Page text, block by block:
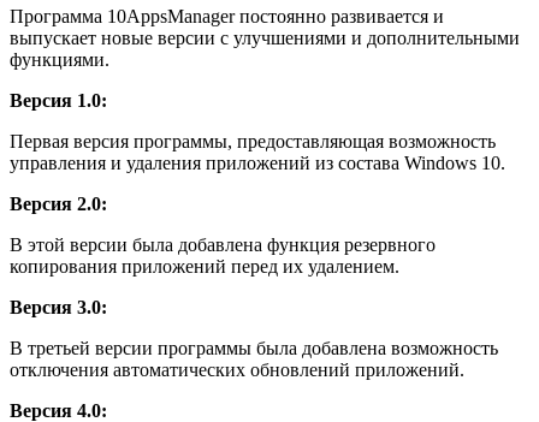
Программа 10AppsManager постоянно развивается и
выпускает новые версии с улучшениями и дополнительными
функциями.
Версия 1.0:
Первая версия программы, предоставляющая возможность
управления и удаления приложений из состава Windows 10.
Версия 2.0:
В этой версии была добавлена функция резервного
копирования приложений перед их удалением.
Версия 3.0:
В третьей версии программы была добавлена возможность
отключения автоматических обновлений приложений.
Версия 4.0: